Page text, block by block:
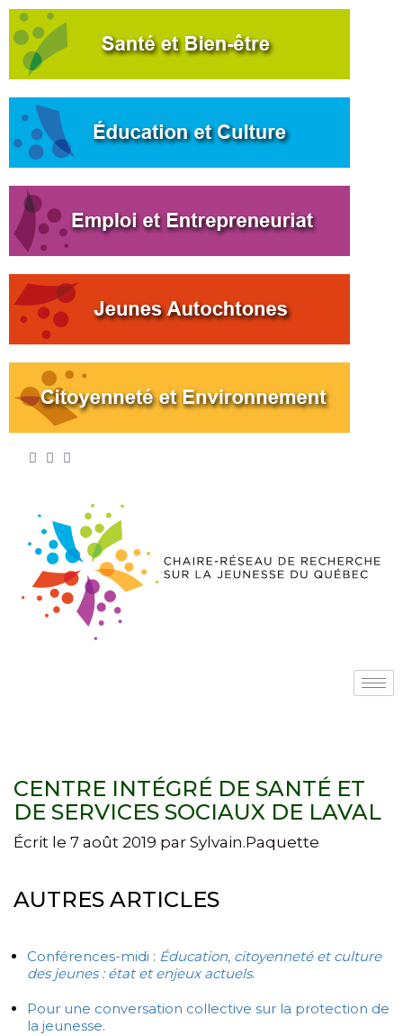
CENTRE INTÉGRÉ DE SANTÉ ET
DE SERVICES SOCIAUX DE LAVAL
Écrit le 7 août 2019 par Sylvain.Paquette
AUTRES ARTICLES
Conférences-midi : Éducation, citoyenneté et culture
des jeunes : état et enjeux actuels.
Pour une conversation collective sur la protection de
la jeunesse.